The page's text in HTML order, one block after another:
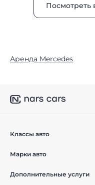
Посмотреть
Аренда Mercedes
Классы авто
Марки авто
Дополнительные услуги